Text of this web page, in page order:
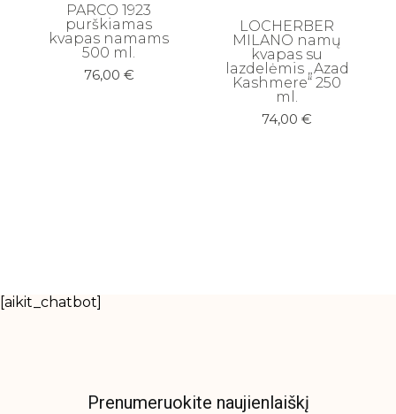
PARCO 1923
purškiamas
kvapas namams
500 ml.
76,00 €
LOCHERBER
MILANO namų
kvapas su
lazdelėmis „Azad
Kashmere“ 250
ml.
74,00€
[aikit_chatbot]
Prenumeruokite naujienlaiškį